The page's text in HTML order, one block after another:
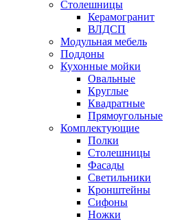
Столешницы
Керамогранит
ВЛДСП
Модульная мебель
Поддоны
Кухонные мойки
Овальные
Круглые
Квадратные
Прямоугольные
Комплектующие
Полки
Столешницы
Фасады
Светильники
Кронштейны
Сифоны
Ножки